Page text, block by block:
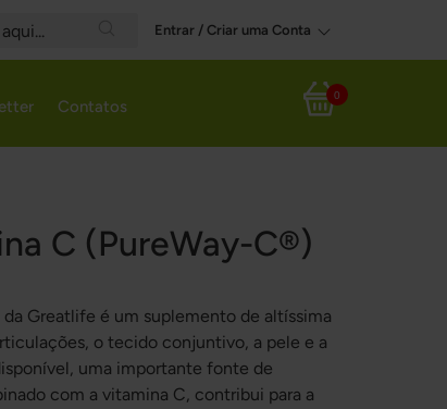
Search
Entrar / Criar uma Conta
Meu Carrinho
0
Contatos
C (PureWay-C®)
Greatlife é um suplemento de altíssima
o tecido conjuntivo, a pele e a
uma importante fonte de
com a vitamina C, contribui para a